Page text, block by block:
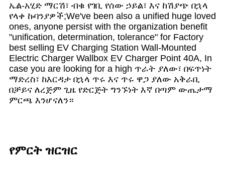
ኤል-አሂድ ማርሽ፣ ብቁ የገቢ የሰው ኃይል፣ እና ከሽያጭ በኋላ
የላቀ ኩባንያዎች;We've been also a unified huge loved
ones, anyone persist with the organization benefit
"unification, determination, tolerance" for Factory
best selling EV Charging Station Wall-Mounted
Electric Charger Wallbox EV Charger Point 40A, In
case you are looking for a high ጥራት ያለው፣ በፍጥነት
ማድረስ፣ ከእርዳታ በኋላ ጥሩ እና ጥሩ ዋጋ ያለው አቅራቢ
በቻይና ለረጅም ጊዜ የድርጅት ግንኙነት እኛ በጣም ውጤታማ
ምርጫ እንሆናለን።
የምርት ዝርዝር